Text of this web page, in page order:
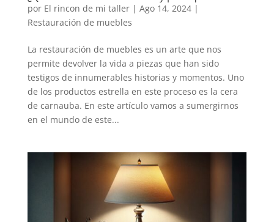
por El rincon de mi taller| Ago 14, 2024|
Restauración de muebles
La restauración de muebles es un arte que nos
permite devolver la vida a piezas que han sido
testigos de innumerables historias y momentos. Uno
de los productos estrella en este proceso es la cera
de carnauba. En este artículo vamos a sumergirnos
en el mundo de este...